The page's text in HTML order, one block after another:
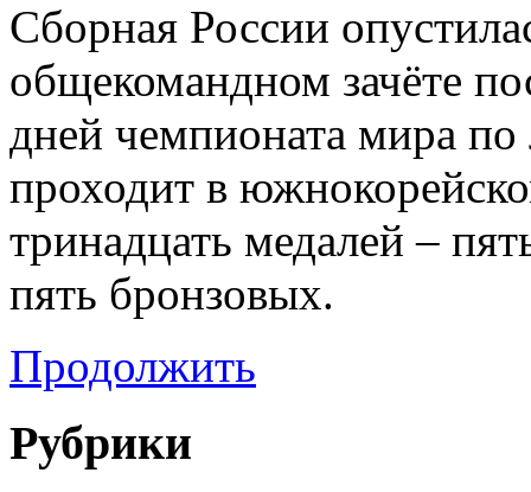
Сборная России
общекомандном зачёте
дней чемпионата мира по
проходит в
тринадцать медалей –
пять бронзовых.
Продолжить
Рубрики